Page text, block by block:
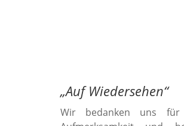
„Auf Wiedersehen“
Wir bedanken uns für